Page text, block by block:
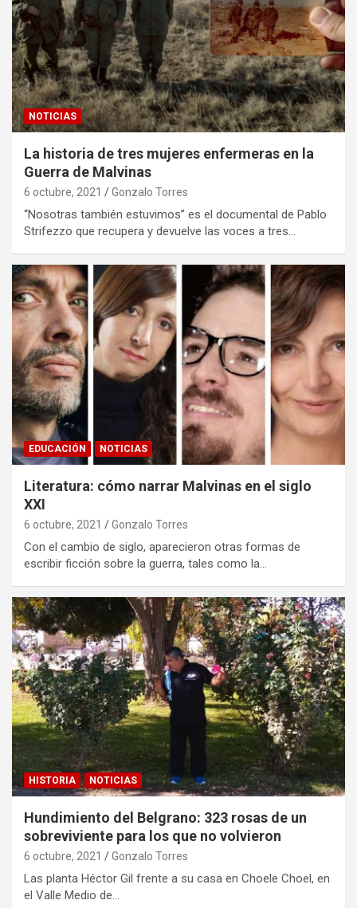
NOTICIAS
La historia de tres mujeres enfermeras en la
Guerra de Malvinas
6 octubre, 2021 Gonzalo Torres
“Nosotras también estuvimos” es el documental de Pablo
Strifezzo que recupera y devuelve las voces a tres…
EDUCACIÓN NOTICIAS
Literatura: cómo narrar Malvinas en el siglo
XXI
6 octubre, 2021 Gonzalo Torres
Con el cambio de siglo, aparecieron otras formas de
escribir ficción sobre la guerra, tales como la…
HISTORIA NOTICIAS
Hundimiento del Belgrano: 323 rosas de un
sobreviviente para los que no volvieron
6 octubre, 2021 Gonzalo Torres
Las planta Héctor Gil frente a su casa en Choele Choel, en
el Valle Medio de…